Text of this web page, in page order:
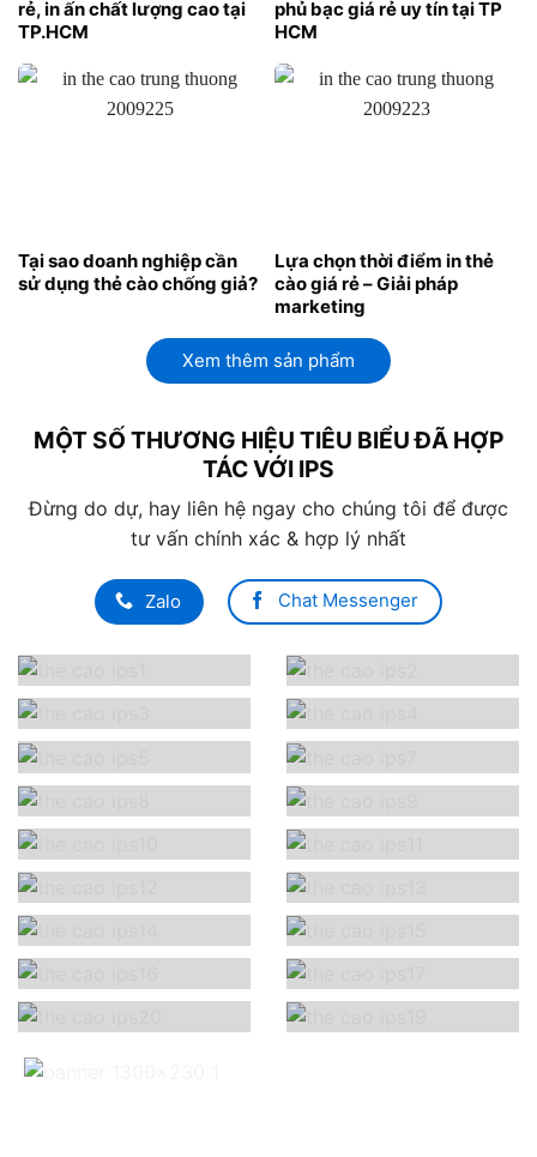
rẻ, in ấn chất lượng cao tại
TP.HCM
phủ bạc giá rẻ uy tín tại TP
HCM
Tại sao doanh nghiệp cần
sử dụng thẻ cào chống giả?
Lựa chọn thời điểm in thẻ
cào giá rẻ – Giải pháp
marketing
Xem thêm sản phẩm
MỘT SỐ THƯƠNG HIỆU TIÊU BIỂU ĐÃ HỢP
TÁC VỚI IPS
Đừng do dự, hay liên hệ ngay cho chúng tôi để được
tư vấn chính xác & hợp lý nhất
Zalo Chat Messenger